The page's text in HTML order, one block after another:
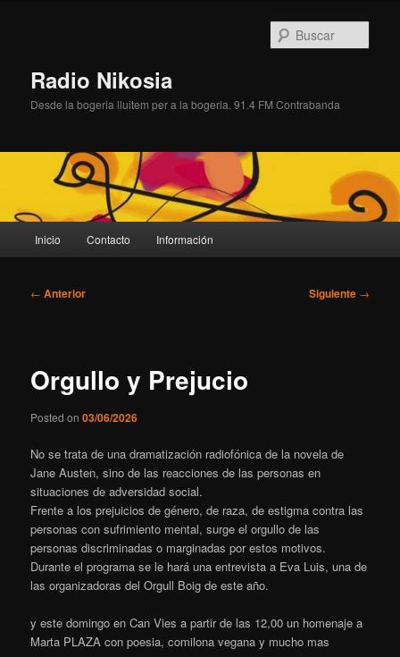
Radio Nikosia
Desde la bogeria lluitem per a la bogeria. 91.4 FM Contrabanda
principal
Inicio Contacto Información
Navegación
← Anterior Siguiente →
Orgullo y Prejucio
Posted on03/06/2026
No se trata de una dramatización radiofónica de la novela de
Jane Austen, sino de las reacciones de las personas en
situaciones de adversidad social.
Frente a los prejuicios de género, de raza, de estigma contra las
personas con sufrimiento mental, surge el orgullo de las
personas discriminadas o marginadas por estos motivos.
Durante el programa se le hará una entrevista a Eva Luis, una de
las organizadoras del Orgull Boig de este año.
y este domingo en Can Vies a partir de las 12,00 un homenaje a
Marta PLAZA con poesia, comilona vegana y mucho mas